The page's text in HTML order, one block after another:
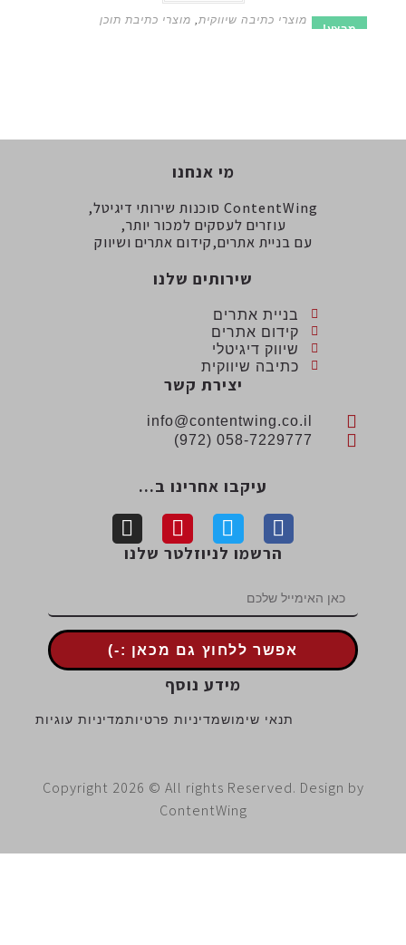
מוצרי כתיבה שיווקית,מוצרי כתיבת תוכן
מי אנחנו
ContentWing סוכנות שירותי דיגיטל,
עוזרים לעסקים למכור יותר,
עם בניית אתרים,קידום אתרים ושיווק
שירותים שלנו
בניית אתרים
קידום אתרים
שיווק דיגיטלי
כתיבה שיווקית
יצירת קשר
info@contentwing.co.il
058-7229777 (972)
עיקבו אחרינו ב...
הרשמו לניוזלטר שלנו
אפשר ללחוץ גם מכאן :-)
מידע נוסף
תנאי שימושמדיניות פרטיותמדיניות עוגיות
Copyright 2026 © All rights Reserved. Design
ContentWing